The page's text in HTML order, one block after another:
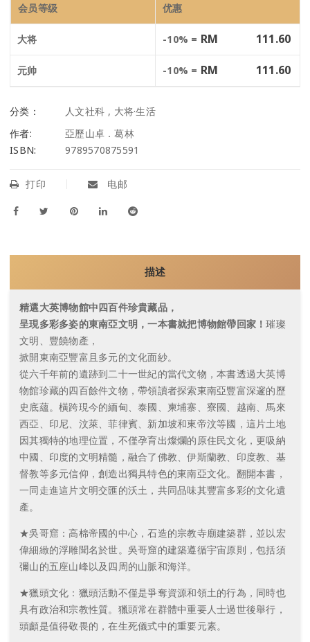
会员等级 优惠
大将 -10% = RM 111.60
元帅 -10% = RM 111.60
分类： 人文社科 , 大将·生活
作者:
亞歷山卓．葛林
ISBN:
9789570875591
打印 电邮
描述
精選大英博物館中四百件珍貴藏品，
呈現多彩多姿的東南亞文明，一本書就把博物館帶回家！璀璨
文明、豐饒物產，
掀開東南亞豐富且多元的文化面紗。
從六千年前的遺跡到二十一世紀的當代文物，本書透過大英博
物館珍藏的四百餘件文物，帶領讀者探索東南亞豐富深邃的歷
史底蘊。橫跨現今的緬甸、泰國、柬埔寨、寮國、越南、馬來
西亞、印尼、汶萊、菲律賓、新加坡和東帝汶等國，這片土地
因其獨特的地理位置，不僅孕育出燦爛的原住民文化，更吸納
中國、印度的文明精髓，融合了佛教、伊斯蘭教、印度教、基
督教等多元信仰，創造出獨具特色的東南亞文化。翻開本書，
一同走進這片文明交匯的沃土，共同品味其豐富多彩的文化遺
產。
★吳哥窟：高棉帝國的中心，石造的宗教寺廟建築群，並以宏
偉細緻的浮雕聞名於世。吳哥窟的建築遵循宇宙原則，包括須
彌山的五座山峰以及四周的山脈和海洋。
★獵頭文化：獵頭活動不僅是爭奪資源和領土的行為，同時也
具有政治和宗教性質。獵頭常在群體中重要人士過世後舉行，
頭顱是值得敬畏的，在生死儀式中的重要元素。